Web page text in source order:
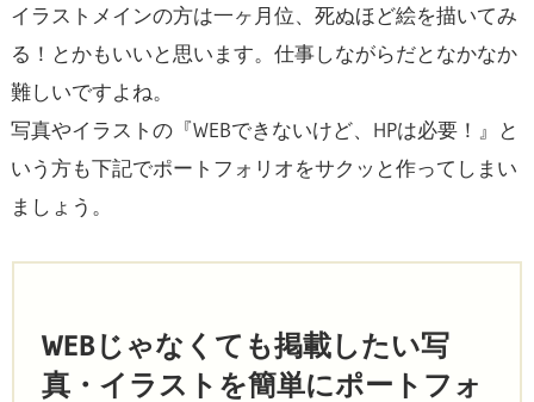
イラストメインの方は一ヶ月位、死ぬほど絵を描いてみ
る！とかもいいと思います。仕事しながらだとなかなか
難しいですよね。
写真やイラストの『WEBできないけど、HPは必要！』と
いう方も下記でポートフォリオをサクッと作ってしまい
ましょう。
WEBじゃなくても掲載したい写
真・イラストを簡単にポートフォ